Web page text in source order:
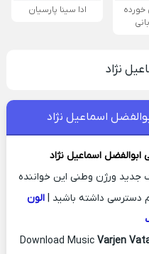
خورده
ادا سینا پارسیان
نژاد
اسماعیل نژاد
ابوالفضل اسماعیل نژاد
جدید ورژن وطنی این خواننده
دسترسی داشته باشید | الون
Download Music Varjen